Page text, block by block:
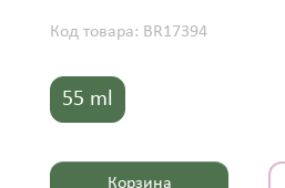
Код товара: BR17394
55 ml
Корзина